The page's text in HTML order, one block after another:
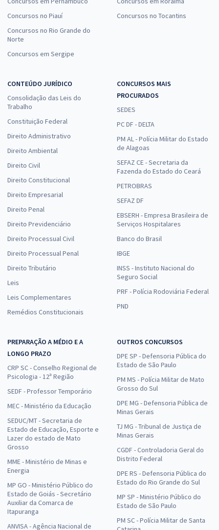
Concursos no Piauí
Concursos no Rio Grande do
Norte
Concursos em Sergipe
Concursos no Tocantins
CONTEÚDO JURÍDICO
Consolidação das Leis do
Trabalho
Constituição Federal
Direito Administrativo
Direito Ambiental
Direito Civil
Direito Constitucional
Direito Empresarial
Direito Penal
Direito Previdenciário
Direito Processual Civil
Direito Processual Penal
Direito Tributário
Leis
Leis Complementares
Remédios Constitucionais
CONCURSOS MAIS
PROCURADOS
SEDES
PC DF - DELTA
PM AL - Polícia Militar do Estado
de Alagoas
SEFAZ CE - Secretaria da
Fazenda do Estado do Ceará
PETROBRAS
SEFAZ DF
EBSERH - Empresa Brasileira de
Serviços Hospitalares
Banco do Brasil
IBGE
INSS - Instituto Nacional do
Seguro Social
PRF - Polícia Rodoviária Federal
PND
PREPARAÇÃO A MÉDIO E A
LONGO PRAZO
CRP SC - Conselho Regional de
Psicologia - 12ª Região
SEDF - Professor Temporário
MEC - Ministério da Educação
SEDUC/MT - Secretaria de
Estado de Educação, Esporte e
Lazer do estado de Mato
Grosso
MME - Ministério de Minas e
Energia
MP GO - Ministério Público do
Estado de Goiás - Secretário
Auxiliar da Comarca de
Itapuranga
ANVISA - Agência Nacional de
OUTROS CONCURSOS
DPE SP - Defensoria Pública do
Estado de São Paulo
PM MS - Polícia Militar de Mato
Grosso do Sul
DPE MG - Defensoria Pública de
Minas Gerais
TJ MG - Tribunal de Justiça de
Minas Gerais
CGDF - Controladoria Geral do
Distrito Federal
DPE RS - Defensoria Pública do
Estado do Rio Grande do Sul
MP SP - Ministério Público do
Estado de São Paulo
PM SC - Polícia Militar de Santa